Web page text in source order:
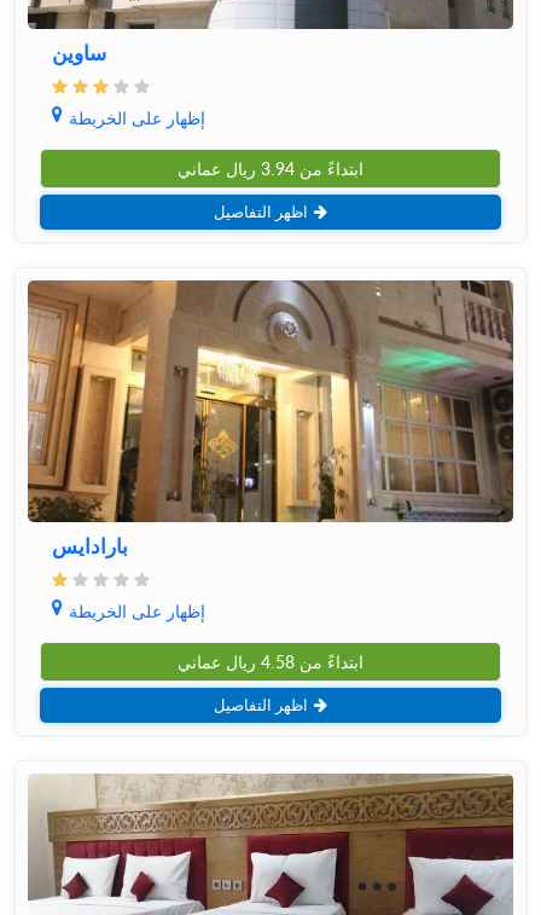
ساوین
إظهار على الخريطة
ابتداءً من 3.94 ريال عماني
اظهر التفاصيل
بارادایس
إظهار على الخريطة
ابتداءً من 4.58 ريال عماني
اظهر التفاصيل